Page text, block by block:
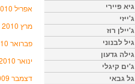
אפריל 2010
מרץ 2010
פברואר 2010
ינואר 2010
דצמבר 2009
גיא פיירי
ג'ייזי
ג'יילן רוז
גיל לבנוני
גילה גדעון
ג'ים קיגלי
גל גבאי